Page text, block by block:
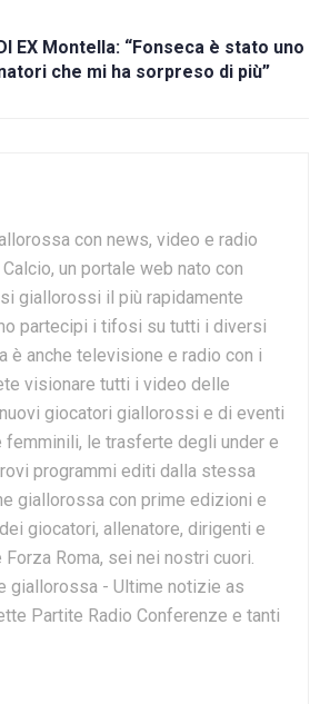
EX Montella: “Fonseca è stato uno
che mi ha sorpreso di più”
con news, video e radio
un portale web nato con
giallorossi il più rapidamente
partecipi i tifosi su tutti i diversi
è anche televisione e radio con i
visionare tutti i video delle
giocatori giallorossi e di eventi
le trasferte degli under e
programmi editi dalla stessa
giallorossa con prime edizioni e
giocatori, allenatore, dirigenti e
Roma, sei nei nostri cuori.
giallorossa - Ultime notizie as
Partite Radio Conferenze e tanti